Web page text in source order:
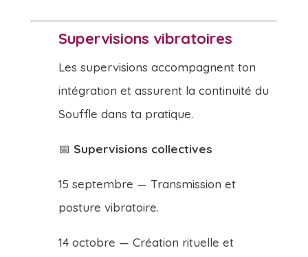
Supervisions vibratoires
Les supervisions accompagnent ton
intégration et assurent la continuité du
Souffle dans ta pratique.
📅 Supervisions collectives
15 septembre — Transmission et
posture vibratoire.
14 octobre — Création rituelle et